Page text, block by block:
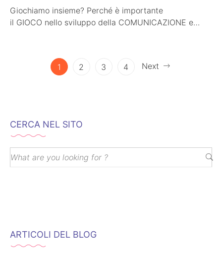
Giochiamo insieme? Perché è importante
il GIOCO nello sviluppo della COMUNICAZIONE e
1 2 3 4 Next
CERCA NEL SITO
ARTICOLI DEL BLOG